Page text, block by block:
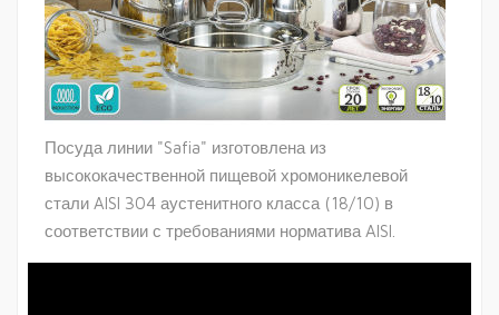
Посуда линии "Safia" изготовлена из
высококачественной пищевой хромоникелевой
стали AISI 304 аустенитного класса (18/10) в
соответствии с требованиями норматива AISI.